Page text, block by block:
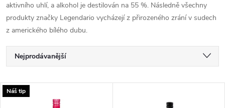
aktivního uhlí, a alkohol je destilován na 55 %. Následně všechny
produkty značky Legendario vycházejí z přirozeného zrání v sudech
z amerického bílého dubu.
Ř
a
Nejprodávanější
Nejdražší
V
Náš tip